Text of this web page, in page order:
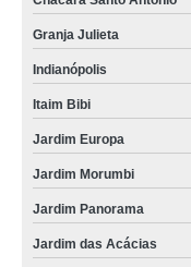
Granja Julieta
Indianópolis
Itaim Bibi
Jardim Europa
Jardim Morumbi
Jardim Panorama
Jardim das Acácias